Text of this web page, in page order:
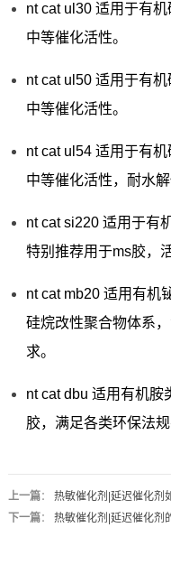
nt cat ul30 适用于有
中等催化活性。
nt cat ul50 适用于有
中等催化活性。
nt cat ul54 适用于有
中等催化活性，耐水解
nt cat si220 适用于有
特别推荐用于ms胶，
nt cat mb20 适用有机
硅烷改性聚合物体系
求。
nt cat dbu 适用有机胺
胶，满足各类环保法规
上一篇： 热敏催化剂|延迟催化剂
下一篇： 热敏催化剂|延迟催化剂